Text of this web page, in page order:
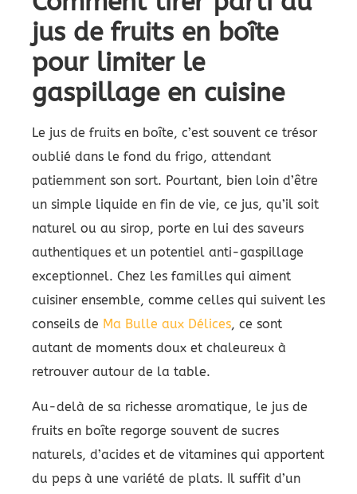
jus de fruits en boîte
pour limiter le
gaspillage en cuisine
Le jus de fruits en boîte, c’est souvent ce trésor
oublié dans le fond du frigo, attendant
patiemment son sort. Pourtant, bien loin d’être
un simple liquide en fin de vie, ce jus, qu’il soit
naturel ou au sirop, porte en lui des saveurs
authentiques et un potentiel anti-gaspillage
exceptionnel. Chez les familles qui aiment
cuisiner ensemble, comme celles qui suivent les
conseils de Ma Bulle aux Délices, ce sont
autant de moments doux et chaleureux à
retrouver autour de la table.
Au-delà de sa richesse aromatique, le jus de
fruits en boîte regorge souvent de sucres
naturels, d’acides et de vitamines qui apportent
du peps à une variété de plats. Il suffit d’un